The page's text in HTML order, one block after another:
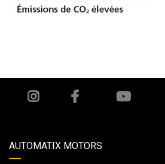
AUTOMATIX MOTORS